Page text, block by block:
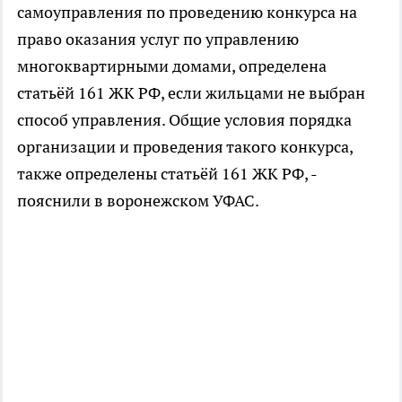
самоуправления по проведению конкурса на
право оказания услуг по управлению
многоквартирными домами, определена
статьёй 161 ЖК РФ, если жильцами не выбран
способ управления. Общие условия порядка
организации и проведения такого конкурса,
также определены статьёй 161 ЖК РФ, -
пояснили в воронежском УФАС.